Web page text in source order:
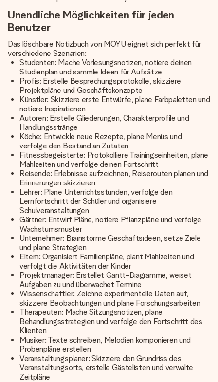
Unendliche Möglichkeiten für jeden
Benutzer
Das löschbare Notizbuch von MOYU eignet sich perfekt für
verschiedene Szenarien:
Studenten: Mache Vorlesungsnotizen, notiere deinen
Studienplan und sammle Ideen für Aufsätze
Profis: Erstelle Besprechungsprotokolle, skizziere
Projektpläne und Geschäftskonzepte
Künstler: Skizziere erste Entwürfe, plane Farbpaletten und
notiere Inspirationen
Autoren: Erstelle Gliederungen, Charakterprofile und
Handlungsstränge
Köche: Entwickle neue Rezepte, plane Menüs und
verfolge den Bestand an Zutaten
Fitnessbegeisterte: Protokolliere Trainingseinheiten, plane
Mahlzeiten und verfolge deinen Fortschritt
Reisende: Erlebnisse aufzeichnen, Reiserouten planen und
Erinnerungen skizzieren
Lehrer: Plane Unterrichtsstunden, verfolge den
Lernfortschritt der Schüler und organisiere
Schulveranstaltungen
Gärtner: Entwirf Pläne, notiere Pflanzpläne und verfolge
Wachstumsmuster
Unternehmer: Brainstorme Geschäftsideen, setze Ziele
und plane Strategien
Eltern: Organisiert Familienpläne, plant Mahlzeiten und
verfolgt die Aktivitäten der Kinder
Projektmanager: Erstellet Gantt-Diagramme, weiset
Aufgaben zu und überwachet Termine
Wissenschaftler: Zeichne experimentelle Daten auf,
skizziere Beobachtungen und plane Forschungsarbeiten
Therapeuten: Mache Sitzungsnotizen, plane
Behandlungsstrategien und verfolge den Fortschritt des
Klienten
Musiker: Texte schreiben, Melodien komponieren und
Probenpläne erstellen
Veranstaltungsplaner: Skizziere den Grundriss des
Veranstaltungsorts, erstelle Gästelisten und verwalte
Zeitpläne